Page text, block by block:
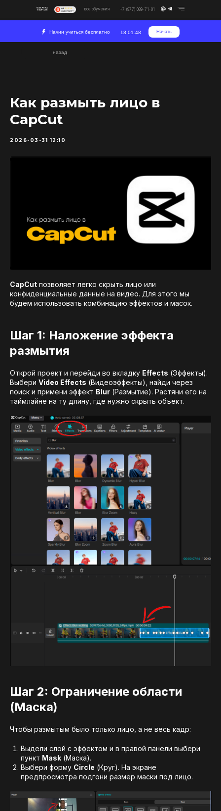
все обучения +7 (977) 089-71-01
18:01:48
Начни учиться бесплатно Начать
назад
Как размыть лицо в
CapCut
2026-03-31 12:10
CapCut позволяет легко скрыть лицо или
конфиденциальные данные на видео. Для этого мы
будем использовать комбинацию эффектов и масок.
Шаг 1: Наложение эффекта
размытия
Открой проект и перейди во вкладку Effects (Эффекты).
Выбери Video Effects (Видеоэффекты), найди через
поиск и примени эффект Blur (Размытие). Растяни его на
таймлайне на ту длину, где нужно скрыть объект.
Шаг 2: Ограничение области
(Маска)
Чтобы размытым было только лицо, а не весь кадр:
Выдели слой с эффектом и в правой панели выбери
пункт Mask (Маска).
Выбери форму Circle (Круг). На экране
предпросмотра подгони размер маски под лицо.